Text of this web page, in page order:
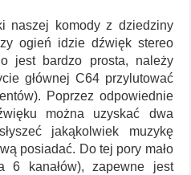
naszej komody z dziedziny
ogień idzie dźwięk stereo
jest bardzo prosta, należy
głównej C64 przylutować
Poprzez odpowiednie
można uzyskać dwa
jakąkolwiek muzykę
posiadać. Do tej pory mało
6 kanałów), zapewne jest